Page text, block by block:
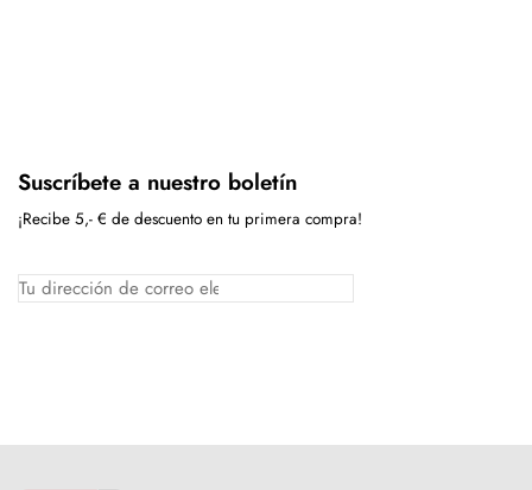
Suscríbete a nuestro boletín
¡Recibe 5,- € de descuento en tu primera compra!